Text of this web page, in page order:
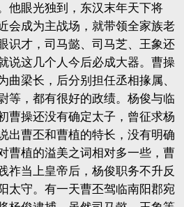
他眼光独到，东汉末年天下将
会成为主战场，就带领全家族老
识才，司马懿、司马芝、王象还
说这几个人今后必成大器。曹操
曲梁长，后分别担任丞相掾属、
等，都有很好的政绩。杨俊与临
曹操还没有确定太子，曾征求杨
出曹丕和曹植的特长，没有明确
曹植的溢美之词相对多一些，曹
祚当上皇帝后，杨俊职务不升反
太守。有一天曹丕驾临南阳郡宛